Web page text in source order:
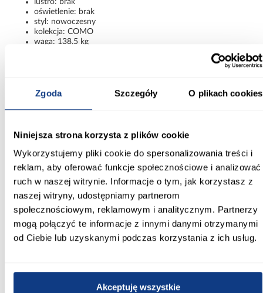
Zgoda Szczegóły O plikach cookies
Niniejsza strona korzysta z plików cookie
Wykorzystujemy pliki cookie do spersonalizowania treści i
reklam, aby oferować funkcje społecznościowe i analizować
ruch w naszej witrynie. Informacje o tym, jak korzystasz z
naszej witryny, udostępniamy partnerom
społecznościowym, reklamowym i analitycznym. Partnerzy
mogą połączyć te informacje z innymi danymi otrzymanymi
od Ciebie lub uzyskanymi podczas korzystania z ich usług.
Akceptuję wszystkie
oświetlenie: brak
styl: nowoczesny
kolekcja: COMO
waga: 138,5 kg
Szafa COMO 4-160 biały/złoty –
sprawiają, że mebel prezentuje się stylowo i elegancko, oferując
Informacje Transport Informacje o
Kształt:
proste